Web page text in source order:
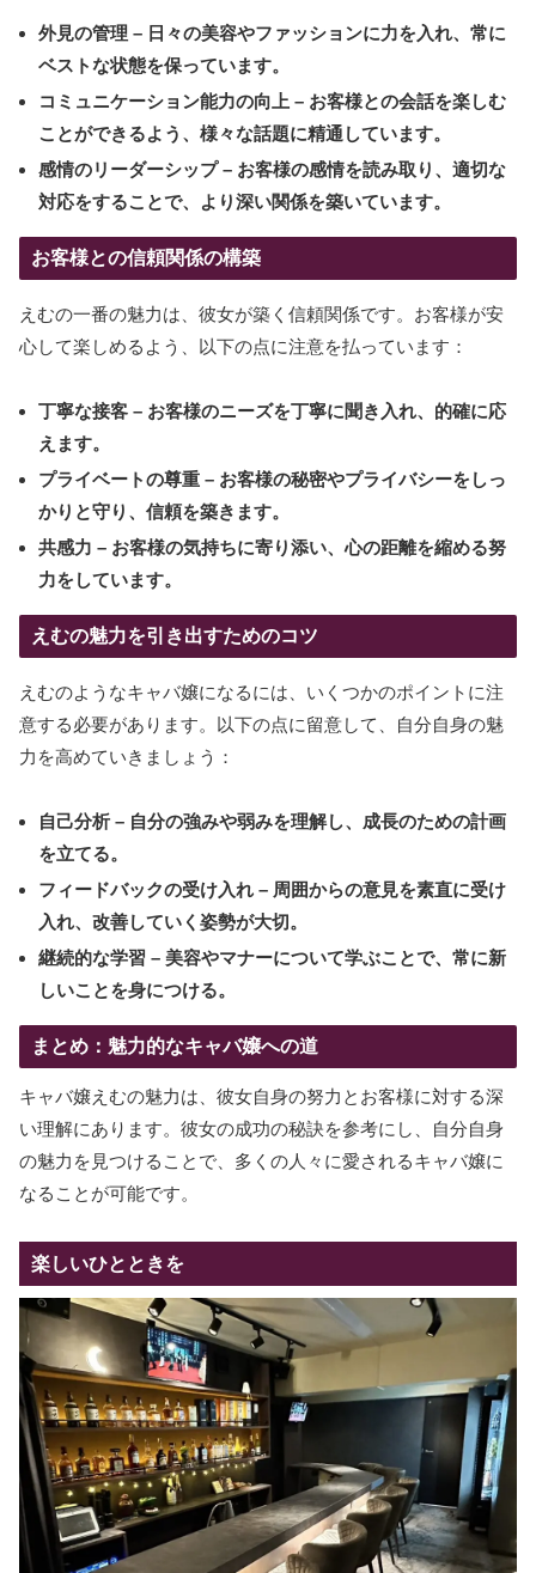
外見の管理– 日々の美容やファッションに力を入れ、常に
ベストな状態を保っています。
コミュニケーション能力の向上 – お客様との会話を楽しむ
ことができるよう、様々な話題に精通しています。
感情のリーダーシップ– お客様の感情を読み取り、適切な
対応をすることで、より深い関係を築いています。
お客様との信頼関係の構築
えむの一番の魅力は、彼女が築く信頼関係です。お客様が安
心して楽しめるよう、以下の点に注意を払っています：
丁寧な接客– お客様のニーズを丁寧に聞き入れ、的確に応
えます。
プライベートの尊重– お客様の秘密やプライバシーをしっ
かりと守り、信頼を築きます。
共感力 – お客様の気持ちに寄り添い、心の距離を縮める努
力をしています。
えむの魅力を引き出すためのコツ
えむのようなキャバ嬢になるには、いくつかのポイントに注
意する必要があります。以下の点に留意して、自分自身の魅
力を高めていきましょう：
自己分析– 自分の強みや弱みを理解し、成長のための計画
を立てる。
フィードバックの受け入れ– 周囲からの意見を素直に受け
入れ、改善していく姿勢が大切。
継続的な学習 – 美容やマナーについて学ぶことで、常に新
しいことを身につける。
まとめ：魅力的なキャバ嬢への道
キャバ嬢えむの魅力は、彼女自身の努力とお客様に対する深
い理解にあります。彼女の成功の秘訣を参考にし、自分自身
の魅力を見つけることで、多くの人々に愛されるキャバ嬢に
なることが可能です。
楽しいひとときを